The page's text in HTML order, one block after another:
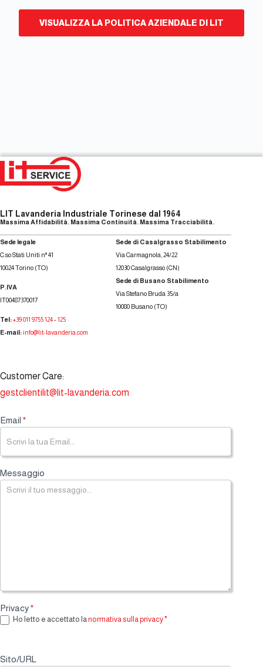
VISUALIZZA LA POLITICA AZIENDALE DI LIT
LIT Lavanderia Industriale Torinese dal 1964
Massima Affidabilità. Massima Continuità. Massima Tracciabilità.
Sede legale
C.so Stati Uniti n° 41
10024 Torino (TO)
P.IVA
IT00487370017
Sede di Casalgrasso Stabilimento
Via Carmagnola, 24/22
12030 Casalgrasso (CN)
Sede di Busano Stabilimento
Via Stefano Bruda 35/a
10080 Busano (TO)
Tel:+39 011 9755 124-125
E-mail:info@lit-lavanderia.com
Customer Care:
gestclientilit@lit-lavanderia.com
F
o
e
F
Email *
Messaggio
Privacy*
Ho letto e accettato lanormativa sulla privacy*
Sito/URL